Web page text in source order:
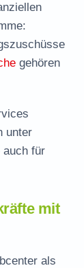
gehören
unter
auch für
mit
als